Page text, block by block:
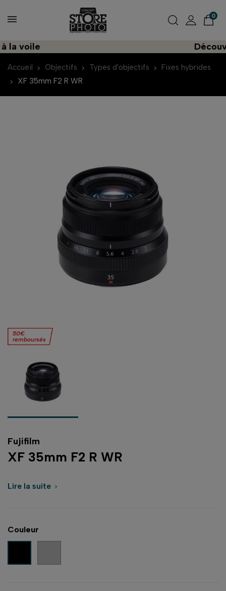
0
voile
Accueil Objectifs Types d'objectifs
Fixes hybrides
XF 35mm F2 R WR
50€
remboursés
Fujifilm
XF 35mm F2 R WR
Lire la suite 
Couleur